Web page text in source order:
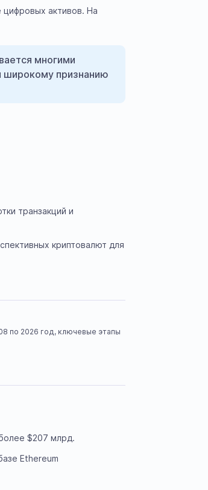
активов. На
многими
широкому признанию
транзакций и
криптовалют для
по 2026 год, ключевые этапы
$207 млрд.
Ethereum